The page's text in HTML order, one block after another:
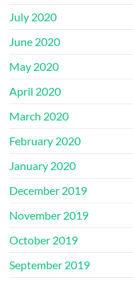
July 2020
June 2020
May 2020
April 2020
March 2020
February 2020
January 2020
December 2019
November 2019
October 2019
September 2019